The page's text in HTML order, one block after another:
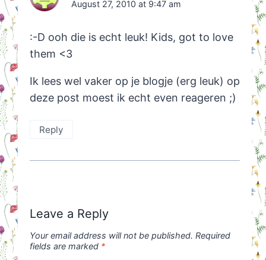
August 27, 2010 at 9:47 am
:-D ooh die is echt leuk! Kids, got to love
them <3
Ik lees wel vaker op je blogje (erg leuk) op
deze post moest ik echt even reageren ;)
Reply
Leave a Reply
Your email address will not be published. Required
fields are marked *